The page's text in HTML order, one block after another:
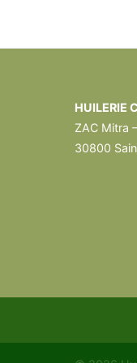
HUILERIE
ZAC Mitra
30800